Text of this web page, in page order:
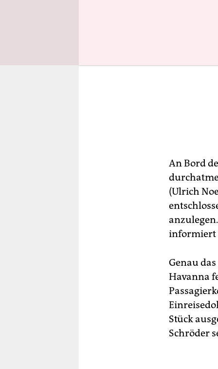
An Bord
(Ulrich
informiert
Genau
Havanna
Stück
Schröder